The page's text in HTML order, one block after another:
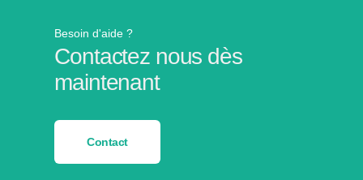
Besoin d'aide ?
Contactez nous dès
maintenant
Contact